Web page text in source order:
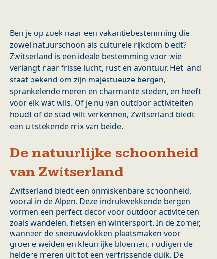
Ben je op zoek naar een vakantiebestemming die
zowel natuurschoon als culturele rijkdom biedt?
Zwitserland is een ideale bestemming voor wie
verlangt naar frisse lucht, rust en avontuur. Het land
staat bekend om zijn majestueuze bergen,
sprankelende meren en charmante steden, en heeft
voor elk wat wils. Of je nu van outdoor activiteiten
houdt of de stad wilt verkennen, Zwitserland biedt
een uitstekende mix van beide.
De natuurlijke schoonheid
van Zwitserland
Zwitserland biedt een onmiskenbare schoonheid,
vooral in de Alpen. Deze indrukwekkende bergen
vormen een perfect decor voor outdoor activiteiten
zoals wandelen, fietsen en wintersport. In de zomer,
wanneer de sneeuwvlokken plaatsmaken voor
groene weiden en kleurrijke bloemen, nodigen de
heldere meren uit tot een verfrissende duik. De